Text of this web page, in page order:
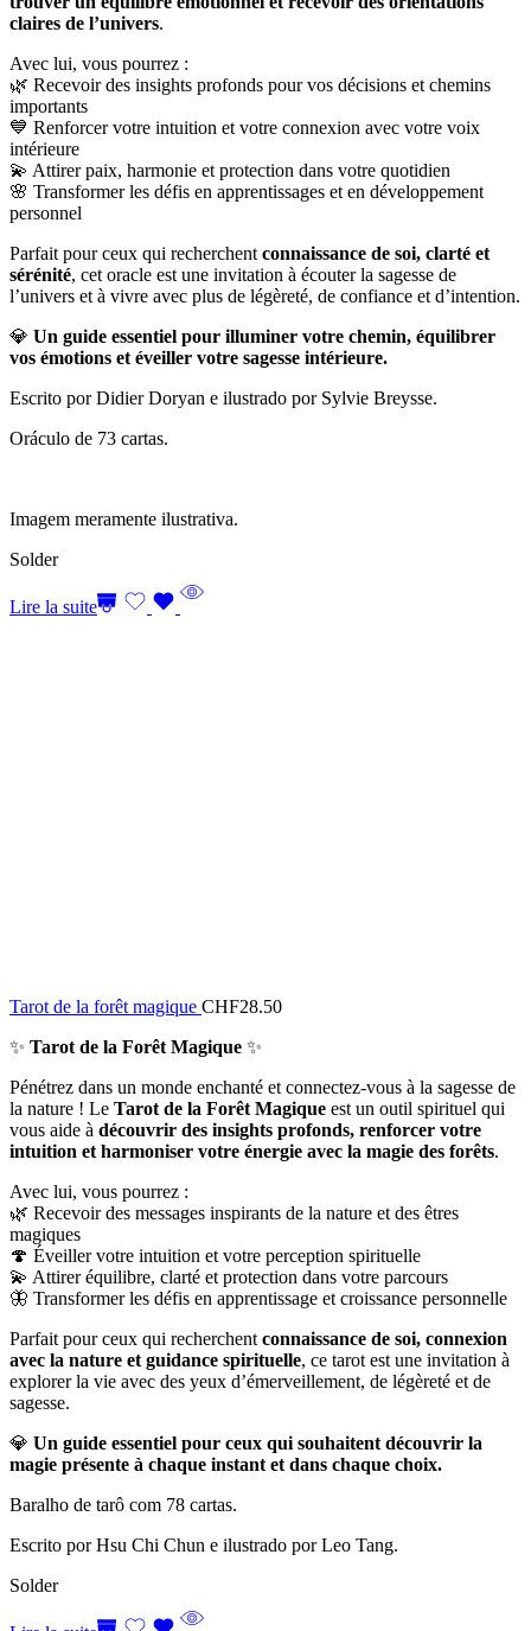
claires de l’univers.
Avec lui, vous pourrez :
🌿 Recevoir des insights profonds pour vos décisions et chemins
importants
💙 Renforcer votre intuition et votre connexion avec votre voix
intérieure
💫 Attirer paix, harmonie et protection dans votre quotidien
🌸 Transformer les défis en apprentissages et en développement
personnel
Parfait pour ceux qui recherchent connaissance de soi, clarté et
sérénité, cet oracle est une invitation à écouter la sagesse de
l’univers et à vivre avec plus de légèreté, de confiance et d’intention.
💎 Un guide essentiel pour illuminer votre chemin, équilibrer
vos émotions et éveiller votre sagesse intérieure.
Escrito por Didier Doryan e ilustrado por Sylvie Breysse.
Oráculo de 73 cartas.
Imagem meramente ilustrativa.
Solder
Lire la suite
Tarot de la forêt magique CHF28.50
✨ Tarot de la Forêt Magique ✨
Pénétrez dans un monde enchanté et connectez-vous à la sagesse de
la nature ! Le Tarot de la Forêt Magique est un outil spirituel qui
vous aide à découvrir des insights profonds, renforcer votre
intuition et harmoniser votre énergie avec la magie des forêts.
Avec lui, vous pourrez :
🌿 Recevoir des messages inspirants de la nature et des êtres
magiques
🍄 Éveiller votre intuition et votre perception spirituelle
💫 Attirer équilibre, clarté et protection dans votre parcours
🦋 Transformer les défis en apprentissage et croissance personnelle
Parfait pour ceux qui recherchent connaissance de soi, connexion
avec la nature et guidance spirituelle, ce tarot est une invitation à
explorer la vie avec des yeux d’émerveillement, de légèreté et de
sagesse.
💎 Un guide essentiel pour ceux qui souhaitent découvrir la
magie présente à chaque instant et dans chaque choix.
Baralho de tarô com 78 cartas.
Escrito por Hsu Chi Chun e ilustrado por Leo Tang.
Solder